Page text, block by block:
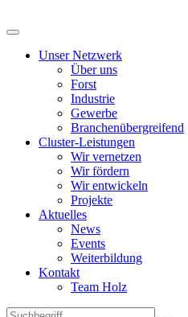
Unser Netzwerk
Über uns
Forst
Industrie
Gewerbe
Branchenübergreifend
Cluster-Leistungen
Wir vernetzen
Wir fördern
Wir entwickeln
Projekte
Aktuelles
News
Events
Weiterbildung
Kontakt
Team Holz